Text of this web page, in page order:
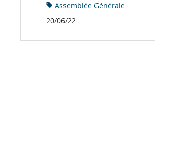
Assemblée Générale
20/06/22